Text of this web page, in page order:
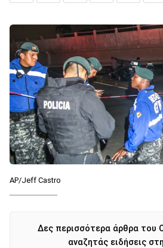
AP/Jeff Castro
Δες περισσότερα άρθρα του
αναζητάς ειδήσεις